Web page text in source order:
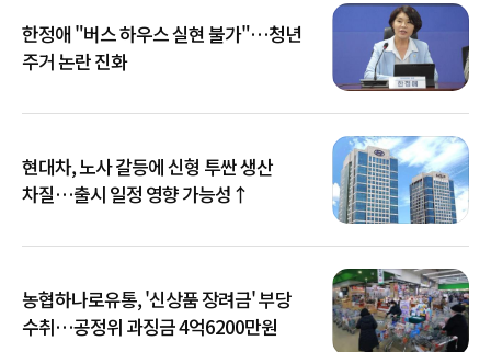
한정애 "버스 하우스 실현 불가"…청년
주거 논란 진화
현대차, 노사 갈등에 신형 투싼 생산
차질…출시 일정 영향 가능성↑
농협하나로유통, '신상품 장려금' 부당
수취…공정위 과징금 4억6200만원